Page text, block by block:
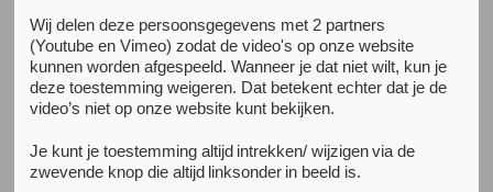
jeugdpsychiatrie. Het is onduidelijk welke diagnoses worden
gesteld, welke behandelingen zij krijgen en wat de
effecten van deze zorg zijn. Dit maakt het lastig om beleid
te ontwikkelen en kosten goed in te schatten.
Daarnaast heeft de COVID-19-pandemie geleid tot grote
veranderingen in de zorg. Behandelingen werden vaak
onderbroken of vervangen door online vormen van hulp,
Wij delen deze persoonsgegevens met 2 partners
(Youtube en Vimeo) zodat de video's op onze website
kunnen worden afgespeeld. Wanneer je dat niet wilt, kun je
deze toestemming weigeren. Dat betekent echter dat je de
video’s niet op onze website kunt bekijken.
Je kunt je toestemming altijd intrekken/ wijzigen via de
zwevende knop die altijd linksonder in beeld is.